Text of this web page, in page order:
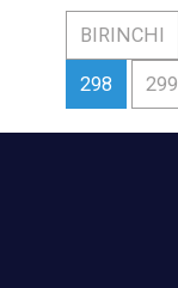
BIRINCHI
298 299